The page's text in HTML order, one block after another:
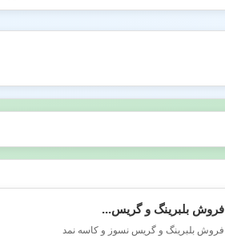
فروش بلبرینگ و گریس...
فروش بلبرینگ و گریس نسوز و کاسه نمد